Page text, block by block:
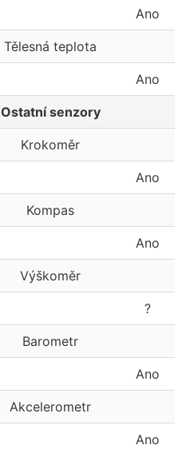
Ano
Tělesná teplota
Ano
Ostatní senzory
Krokoměr
Ano
Kompas
Ano
Výškoměr
?
Barometr
Ano
Akcelerometr
Ano